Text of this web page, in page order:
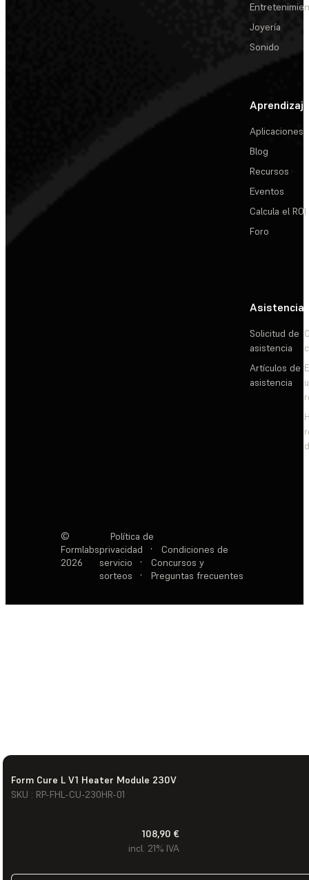
Form Cure L V1 Heater Module 230V
SKU : RP-FHL-CU-230HR-01
108,90 €
incl. 21% IVA
Joyería
Sonido
Aprendizaje
Aplicaciones
Blog
Recursos
Eventos
Calcula el ROI
Foro
Asistencia
Solicitud de
asistencia
Artículos de
asistencia
©
Formlabs
2026
Política de
privacidad
·
Condiciones de
servicio
·
Concursos y
sorteos
· Preguntas frecuentes